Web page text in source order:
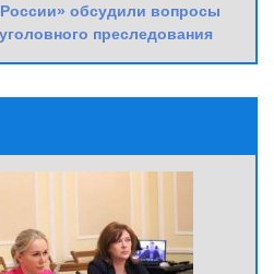
обсудили вопросы
преследования